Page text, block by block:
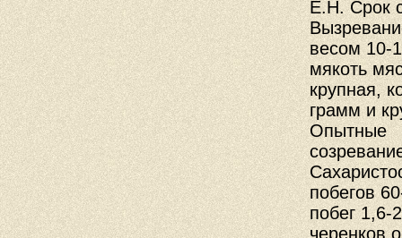
Е.Н. Срок
весом 10-
мякоть
крупная,
грамм и
Опытные
побегов
побег 1,6-
черенков